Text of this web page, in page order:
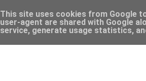
This site uses cookies from Google
user-agent are shared with Google
service, generate usage statistics,